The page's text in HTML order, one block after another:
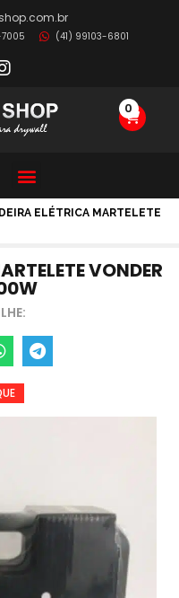
(41) 99103-6801
0
ELÉTRICA MARTELETE
VONDER